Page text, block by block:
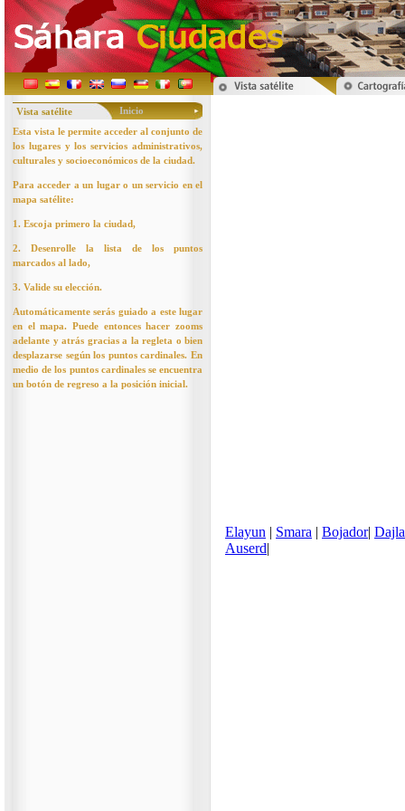
Vista satélite
Inicio
Esta vista le permite acceder al conjunto de
los lugares y los servicios administrativos,
culturales y socioeconómicos de la ciudad.
Para acceder a un lugar o un servicio en el
mapa satélite:
1. Escoja primero la ciudad,
2. Desenrolle la lista de los puntos
marcados al lado,
3. Valide su elección.
Automáticamente serás guiado a este lugar
en el mapa. Puede entonces hacer zooms
adelante y atrás gracias a la regleta o bien
desplazarse según los puntos cardinales. En
medio de los puntos cardinales se encuentra
un botón de regreso a la posición inicial.